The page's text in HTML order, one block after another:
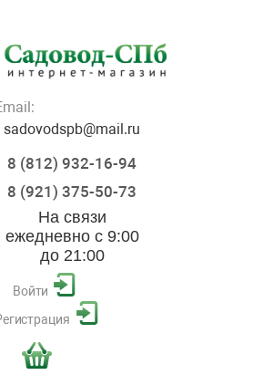
sadovodspb@mail.ru
8 (812) 932-16-94
8 (921) 375-50-73
На связи
ежедневно с 9:00
до 21:00
Войти